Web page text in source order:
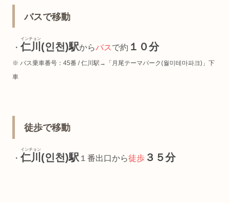
バスで移動
・仁川
インチョン
(인천)駅からバス で約 １０分
※ バス乗車番号：45番 / 仁川駅→「月尾テーマパーク(월미테마파크)」下
車
徒歩で移動
・仁川
インチョン
(인천)駅 １番出口から徒歩 ３５分